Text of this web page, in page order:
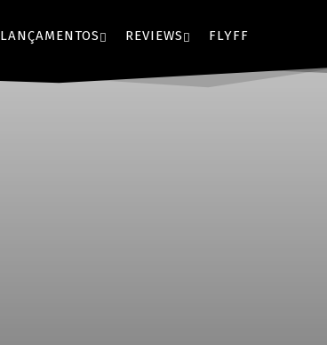
LANÇAMENTOS REVIEWS FLYFF